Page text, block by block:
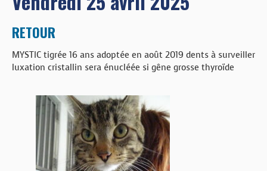
ACTUALITÉS
ADOPTER
CONTACT
BOUTIQUE
RETOUR
MYSTIC tigrée 16 ans adoptée en août 2019 dents à surveiller
luxation cristallin sera énucléée si gêne grosse thyroïde